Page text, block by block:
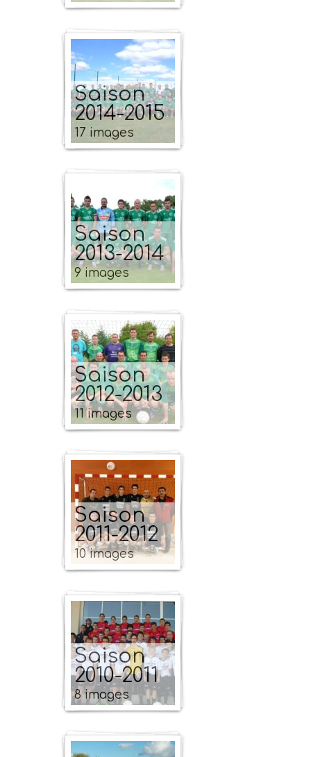
Saison
2014-2015
17 images
Saison
2013-2014
9 images
Saison
2012-2013
11 images
Saison
2011-2012
10 images
Saison
2010-2011
8 images